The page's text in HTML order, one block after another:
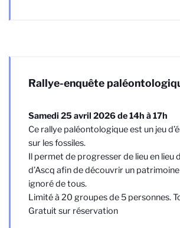
Rallye-enquête
Samedi 25 avril 2026 de 14h à 17h
Ce rallye paléontologique est un jeu
sur les fossiles.
Il permet de progresser de lieu en lieu
d’Ascq afin de découvrir un
ignoré de tous.
Limité à 20 groupes de 5 personnes.
Gratuit sur réservation